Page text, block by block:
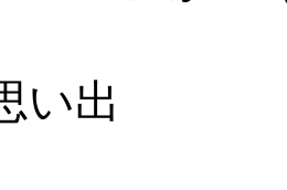
い出